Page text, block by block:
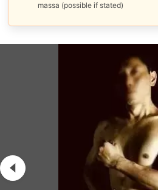
massa (possible if stated)